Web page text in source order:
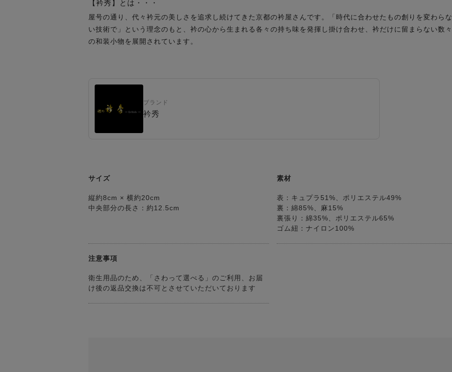
【衿秀】とは・・・
屋号の通り、代々衿元の美しさを追求し続けてきた京都の衿屋さんです。「時代に合わせたもの創りを変わらな
い技術で」という理念のもと、衿の心から生まれる各々の持ち味を発揮し掛け合わせ、衿だけに留まらない数々
の和装小物を展開されています。
ブランド
衿秀
サイズ
縦約8cm × 横約20cm
中央部分の長さ：約12.5cm
素材
表：キュプラ51%、ポリエステル49%
裏：綿85%、麻15%
裏張り：綿35%、ポリエステル65%
ゴム紐：ナイロン100%
注意事項
衛生用品のため、「さわって選べる」のご利用、お届
け後の返品交換は不可とさせていただいております